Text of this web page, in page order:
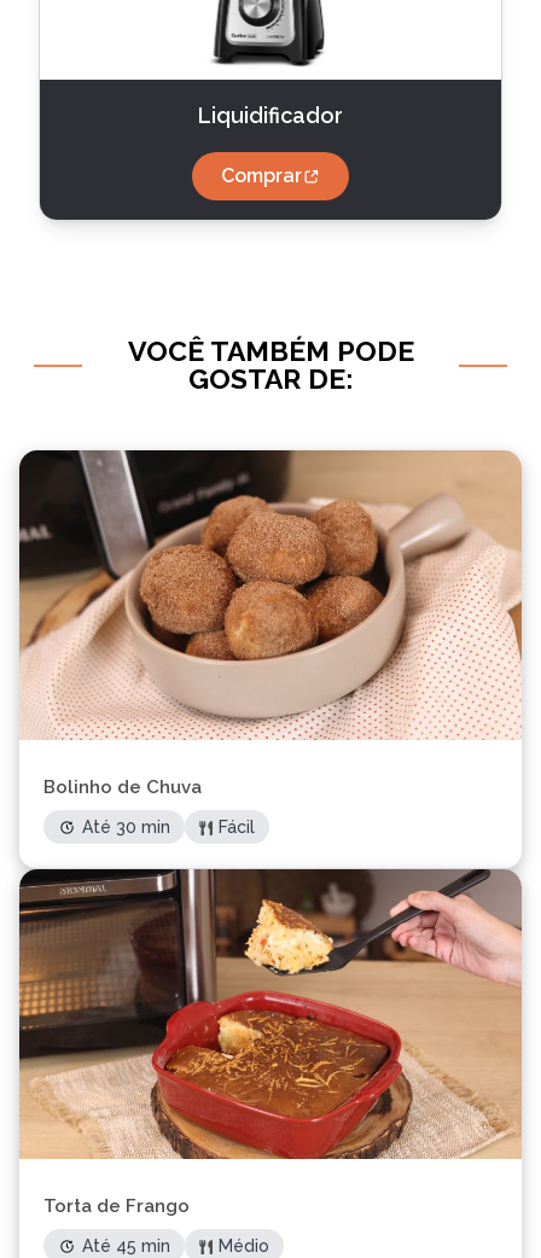
Liquidificador
Comprar
VOCÊ TAMBÉM PODE
GOSTAR DE:
Bolinho de Chuva
Até 30 min Fácil
Torta de Frango
Até 45 min Médio